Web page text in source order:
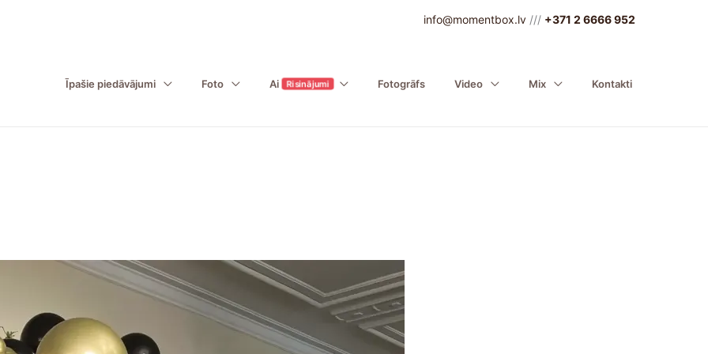
info@momentbox.lv /// +371 2 6666 952
Īpašie piedāvājumi Foto Ai Risinājumi Fotogrāfs Video Mix Kontakti